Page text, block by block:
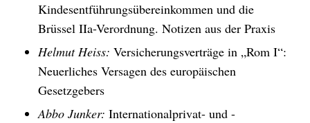
Kindesentführungsübereinkommen und die
Brüssel IIa-Verordnung. Notizen aus der Praxis
Helmut Heiss: Versicherungsverträge in „Rom I“:
Neuerliches Versagen des europäischen
Gesetzgebers
Abbo Junker: Internationalprivat- und -